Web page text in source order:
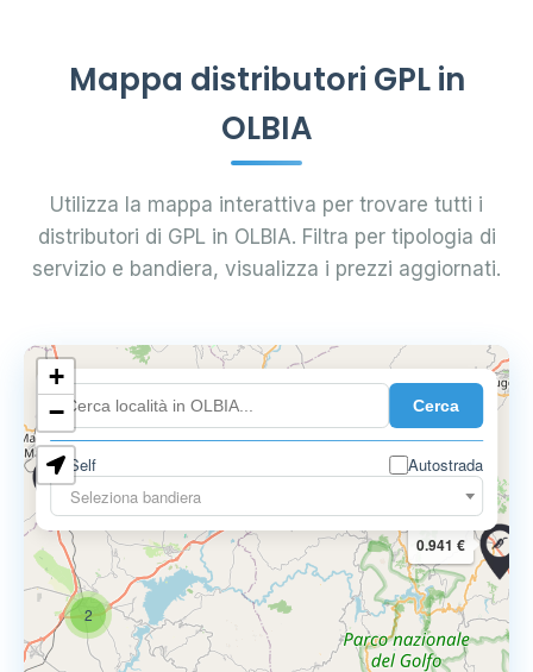
Mappa distributori GPL in
OLBIA
Utilizza la mappa interattiva per trovare tutti i
distributori di GPL in OLBIA. Filtra per tipologia di
servizio e bandiera, visualizza i prezzi aggiornati.
Cerca
Self
Autostrada
Seleziona bandiera
2
0.900 €
0.859 €
0.941 €
+
−